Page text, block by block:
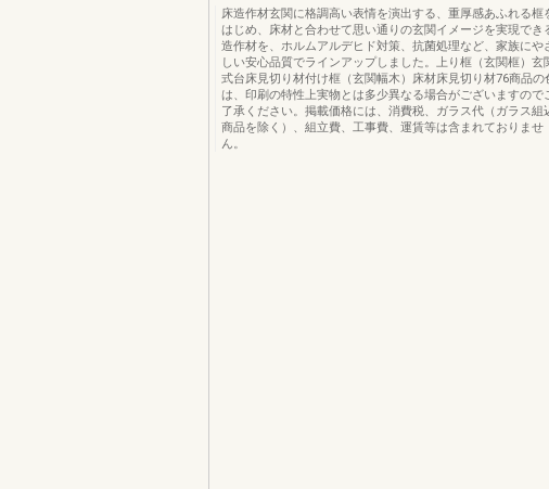
床造作材玄関に格調高い表情を演出する、重厚感あふれる框
はじめ、床材と合わせて思い通りの玄関イメージを実現でき
造作材を、ホルムアルデヒド対策、抗菌処理など、家族にや
しい安心品質でラインアップしました。上り框（玄関框）玄
式台床見切り材付け框（玄関幅木）床材床見切り材76商品の
は、印刷の特性上実物とは多少異なる場合がございますので
了承ください。掲載価格には、消費税、ガラス代（ガラス組
商品を除く）、組立費、工事費、運賃等は含まれておりませ
ん。